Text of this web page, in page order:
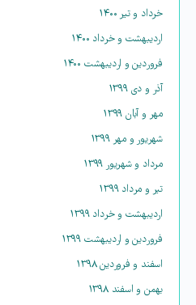
خرداد و تیر ۱۴۰۰
اردیبهشت و خرداد ۱۴۰۰
فروردین و اردیبهشت ۱۴۰۰
آذر و دی ۱۳۹۹
مهر و آبان ۱۳۹۹
شهریور و مهر ۱۳۹۹
مرداد و شهریور ۱۳۹۹
تیر و مرداد ۱۳۹۹
اردیبهشت و خرداد ۱۳۹۹
فروردین و اردیبهشت ۱۳۹۹
اسفند و فروردین ۱۳۹۸
بهمن و اسفند ۱۳۹۸